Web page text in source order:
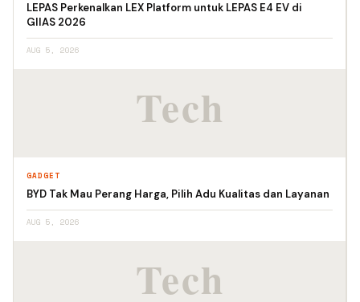
LEPAS Perkenalkan LEX Platform untuk LEPAS E4 EV di
GIIAS 2026
AUG 5, 2026
GADGET
BYD Tak Mau Perang Harga, Pilih Adu Kualitas dan Layanan
AUG 5, 2026